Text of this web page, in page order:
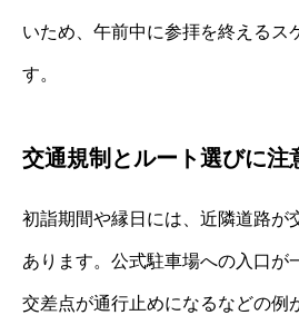
いため、午前中に参拝を終えるス
す。
交通規制とルート選びに注
初詣期間や縁日には、近隣道路が
あります。公式駐車場への入口が
交差点が通行止めになるなどの例